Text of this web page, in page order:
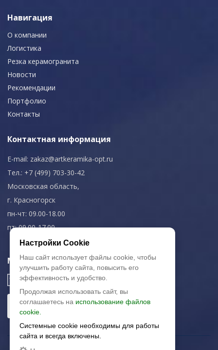
Навигация
О компании
Логистика
Резка керамогранита
Новости
Рекомендации
Портфолио
Контакты
Контактная информация
E-mail: zakaz@artkeramika-opt.ru
Тел.: +7 (499) 703-30-42
Московская область,
г. Красногорск
пн-чт: 09.00-18.00
пт: 09.00-17.00
Мы в соц. сетях
Настройки Cookie
Наш сайт использует файлы cookie, чтобы
улучшить работу сайта, повысить его
эффективность и удобство.
Продолжая использовать сайт, вы
соглашаетесь на использование файлов
cookie.
Системные cookie необходимы для работы
сайта и всегда включены.